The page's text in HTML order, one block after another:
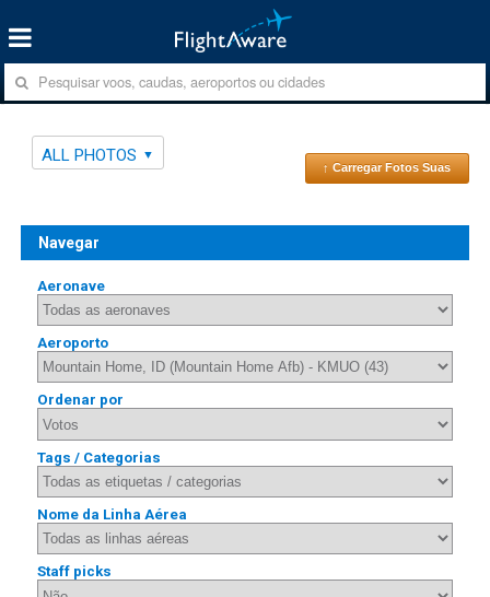
ALL PHOTOS
↑ Carregar Fotos Suas
Navegar
Aeronave
Aeroporto
Ordenar por
Tags / Categorias
Nome da Linha Aérea
Staff picks